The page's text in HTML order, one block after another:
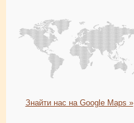
Знайти нас на Google Maps »